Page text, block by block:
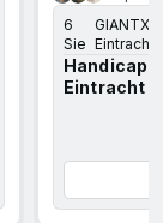
6
Sie
GIANTX
Eintracht
Handicap
Eintracht